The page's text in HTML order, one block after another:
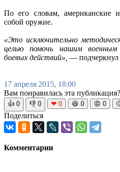
По его словам, американские
собой оружие.
«Это исключительно
целью помочь нашим
боевых действий», —
17 апреля 2015, 18:00
Вам понравилась эта публикация?
👍 0 👎 0 ❤ 0 😆 0 😡 0
Поделиться
Комментарии